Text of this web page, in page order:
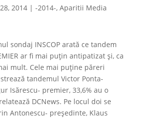
2014| -2014-, Aparitii Media
sondaj INSCOP arată ce tandem
ar fi mai puțin antipatizat și, ca
mult. Cele mai puține păreri
tandemul Victor Ponta-
Isărescu- premier, 33,6% au o
DCNews. Pe locul doi se
Antonescu- președinte, Klaus